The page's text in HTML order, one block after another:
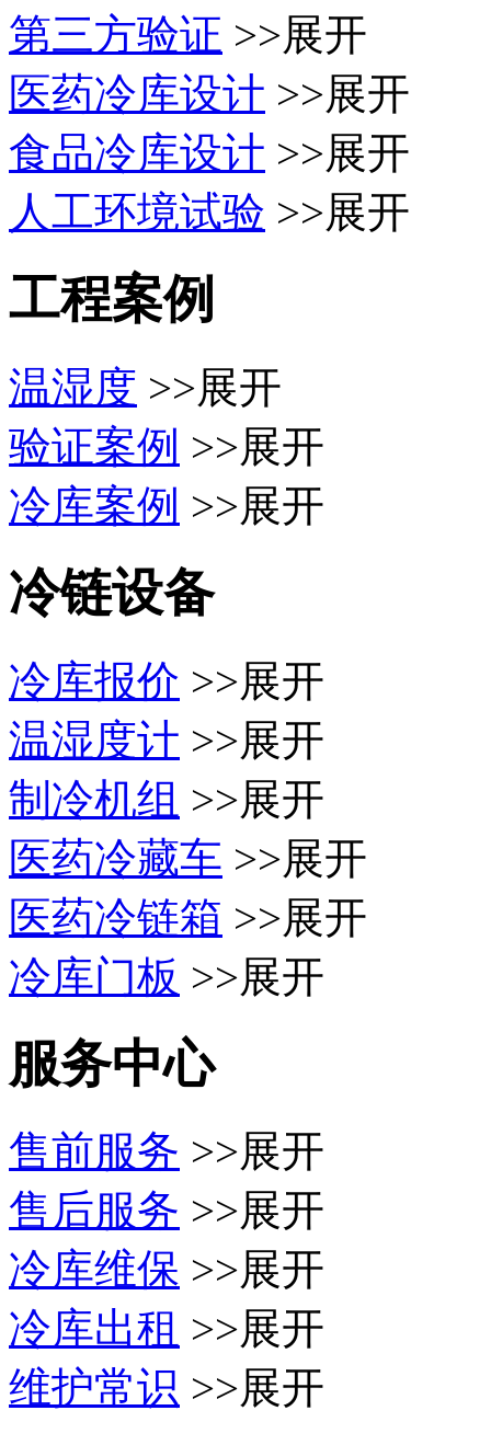
第三方验证 >>展开
医药冷库设计 >>展开
食品冷库设计 >>展开
人工环境试验 >>展开
工程案例
温湿度 >>展开
验证案例 >>展开
冷库案例 >>展开
冷链设备
冷库报价 >>展开
温湿度计 >>展开
制冷机组 >>展开
医药冷藏车 >>展开
医药冷链箱 >>展开
冷库门板 >>展开
服务中心
售前服务 >>展开
售后服务 >>展开
冷库维保 >>展开
冷库出租 >>展开
维护常识 >>展开